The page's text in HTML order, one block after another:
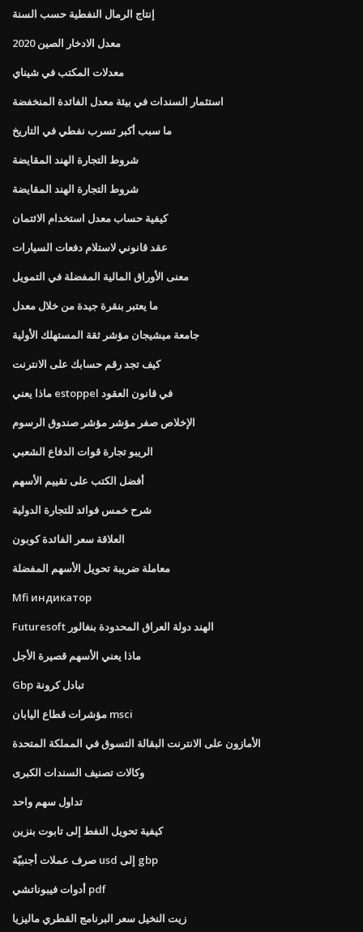
إنتاج الرمال النفطية حسب السنة
معدل الادخار الصين 2020
معدلات المكتب في شيناي
استثمار السندات في بيئة معدل الفائدة المنخفضة
ما سبب أكبر تسرب نفطي في التاريخ
شروط التجارة الهند المقايضة
شروط التجارة الهند المقايضة
كيفية حساب معدل استخدام الائتمان
عقد قانوني لاستلام دفعات السيارات
معنى الأوراق المالية المفضلة في التمويل
ما يعتبر بنقرة جيدة من خلال معدل
جامعة ميشيجان مؤشر ثقة المستهلك الأولية
كيف تجد رقم حسابك على الانترنت
ماذا يعني estoppel في قانون العقود
الإخلاص صفر مؤشر مؤشر صندوق الرسوم
الريبو تجارة قوات الدفاع الشعبي
أفضل الكتب على تقييم الأسهم
شرح خمس فوائد للتجارة الدولية
العلاقة سعر الفائدة كوبون
معاملة ضريبة تحويل الأسهم المفضلة
Mfi индикатор
Futuresoft الهند دولة العراق المحدودة بنغالور
ماذا يعني الأسهم قصيرة الأجل
Gbp تبادل كرونة
مؤشرات قطاع اليابان msci
الأمازون على الانترنت البقالة التسوق في المملكة المتحدة
وكالات تصنيف السندات الكبرى
تداول سهم واحد
كيفية تحويل النفط إلى تابوت بنزين
صرف عملات أجنبيّة usd إلى gbp
أدوات فيبوناتشي pdf
زيت النخيل سعر البرنامج القطري ماليزيا